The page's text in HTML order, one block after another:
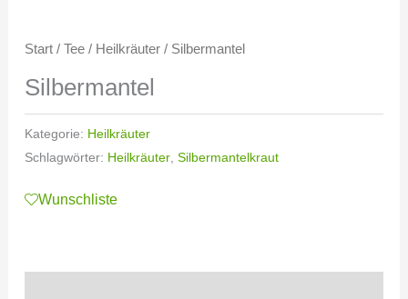
Start/ Tee/ Heilkräuter/ Silbermantel
Silbermantel
Kategorie: Heilkräuter
Schlagwörter: Heilkräuter, Silbermantelkraut
Wunschliste